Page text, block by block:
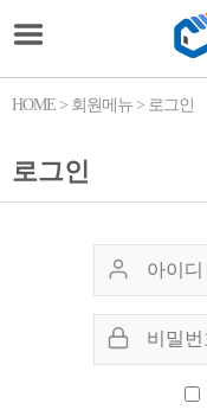
HOME > 회원메뉴 > 로그인
로그인